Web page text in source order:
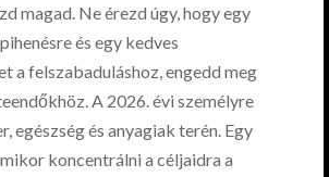
magad. Ne érezd úgy, hogy egy
és egy kedves
a felszabaduláshoz, engedd meg
A 2026. évi személyre
és anyagiak terén. Egy
koncentrálni a céljaidra a